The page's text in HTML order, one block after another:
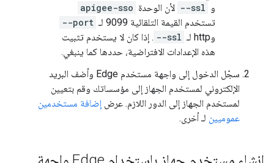
و --ssl لأن الوحدة apigee-sso
تستخدم القيمة التلقائية 9099 لـ
--port
وhttp لـ
--ssl . إذا كان لا يستخدم تثبيت
هذه الإعدادات الافتراضية، حددها كما ينبغي.
سجّل الدخول إلى واجهة مستخدم Edge وأضف البريد
الإلكتروني لمستخدم الجهاز إلى مؤسساتك وقم بتعيين
لمستخدم الجهاز إلى الدور اللازم. عرض إضافة مستخدمين
عموميين لـ أخرى.